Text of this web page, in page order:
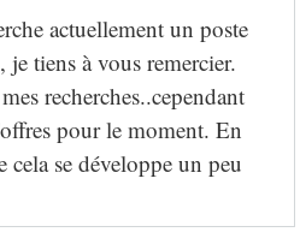
actuellement un poste
je tiens à vous remercier.
recherches..cependant
pour le moment. En
cela se développe un peu